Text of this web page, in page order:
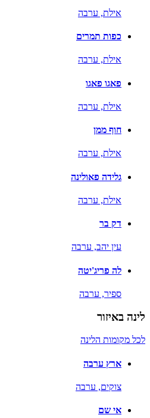
אילת, ערבה
כפות תמרים
אילת, ערבה
פאגו פאגו
אילת, ערבה
חוף ממן
אילת, ערבה
גלידה פאולינה
אילת, ערבה
דק בר
עין יהב, ערבה
לה פריג'יטה
ספיר, ערבה
לינה באיזור
לכל מקומות הלינה
ארץ ערבה
צוקים, ערבה
אי שם